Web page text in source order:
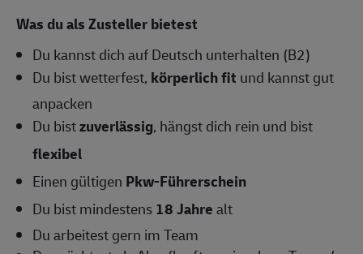
Was du als Zusteller bietest
Du kannst dich auf Deutsch unterhalten (B2)
Du bist wetterfest, körperlich fit und kannst gut
anpacken
Du bistzuverlässig, hängst dich rein und bist
flexibel
Einen gültigen Pkw-Führerschein
Du bist mindestens 18 Jahrealt
Du arbeitest gern im Team